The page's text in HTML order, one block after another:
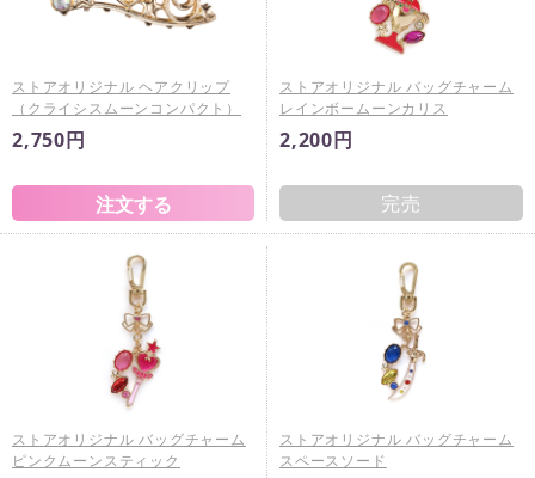
ストアオリジナル ヘアクリップ
（クライシスムーンコンパクト）
2,750円
ストアオリジナル バッグチャーム
レインボームーンカリス
2,200円
完売
ストアオリジナル バッグチャーム
ピンクムーンスティック
ストアオリジナル バッグチャーム
スペースソード